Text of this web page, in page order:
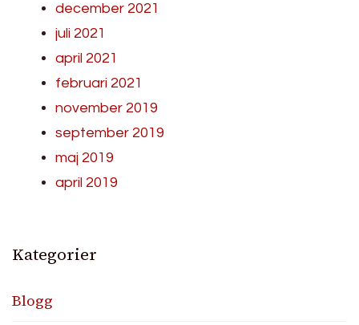
december 2021
juli 2021
april 2021
februari 2021
november 2019
september 2019
maj 2019
april 2019
Kategorier
Blogg